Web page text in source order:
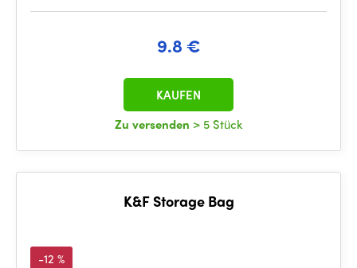
9.8 €
Zu versenden > 5 Stück
KAUFEN
K&F Storage Bag
-12 %